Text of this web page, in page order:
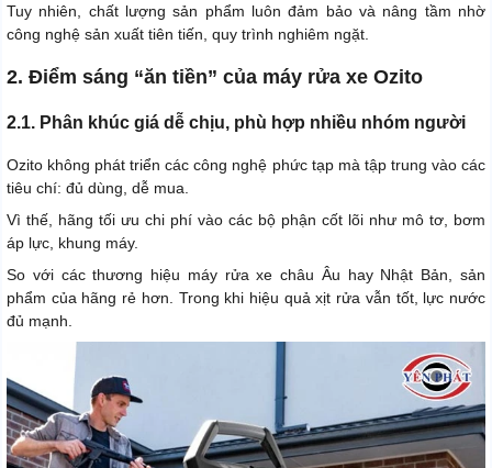
Tuy nhiên, chất lượng sản phẩm luôn đảm bảo và nâng tầm nhờ
công nghệ sản xuất tiên tiến, quy trình nghiêm ngặt.
2. Điểm sáng “ăn tiền” của máy rửa xe Ozito
2.1. Phân khúc giá dễ chịu, phù hợp nhiều nhóm người
Ozito không phát triển các công nghệ phức tạp mà tập trung vào các
tiêu chí: đủ dùng, dễ mua.
Vì thế, hãng tối ưu chi phí vào các bộ phận cốt lõi như mô tơ, bơm
áp lực, khung máy.
So với các thương hiệu máy rửa xe châu Âu hay Nhật Bản, sản
phẩm của hãng rẻ hơn. Trong khi hiệu quả xịt rửa vẫn tốt, lực nước
đủ mạnh.